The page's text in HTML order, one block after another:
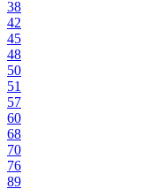
38
42
45
48
50
51
57
60
68
70
76
89